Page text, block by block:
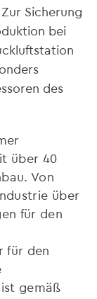
Sicherung
bei
des
über 40
Von
über
für den
für den
gemäß